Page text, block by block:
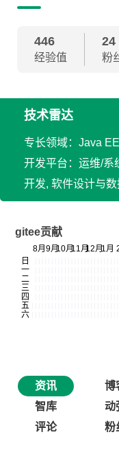
446
经验值
24
粉
技术雷达
专长领域：Java
开发平台：运维/系
开发, 软件设计与
gitee贡献
资讯 博
智库
动
评论
粉